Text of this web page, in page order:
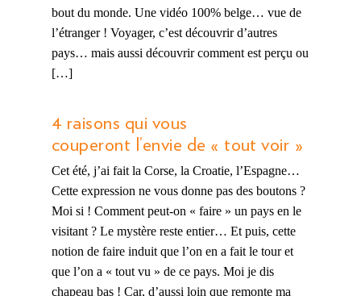
bout du monde. Une vidéo 100% belge… vue de
l’étranger ! Voyager, c’est découvrir d’autres
pays… mais aussi découvrir comment est perçu ou
[…]
4 raisons qui vous
couperont l’envie de « tout voir »
Cet été, j’ai fait la Corse, la Croatie, l’Espagne…
Cette expression ne vous donne pas des boutons ?
Moi si ! Comment peut-on « faire » un pays en le
visitant ? Le mystère reste entier… Et puis, cette
notion de faire induit que l’on en a fait le tour et
que l’on a « tout vu » de ce pays. Moi je dis
chapeau bas ! Car, d’aussi loin que remonte ma